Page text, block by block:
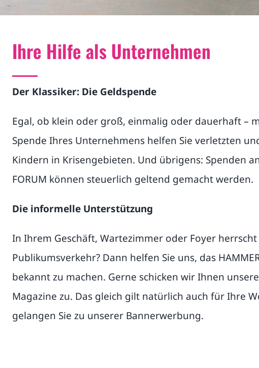
Ihre Hilfe als Unternehmen
Der Klassiker: Die Geldspende
Egal, ob klein oder groß, einmalig oder dauerhaft –
Spende Ihres Unternehmens helfen Sie verletzten
Kindern in Krisengebieten. Und übrigens: Spenden
FORUM können steuerlich geltend gemacht werden.
Die informelle Unterstützung
In Ihrem Geschäft, Wartezimmer oder Foyer herrscht
Publikumsverkehr? Dann helfen Sie uns, das
bekannt zu machen. Gerne schicken wir Ihnen
Magazine zu. Das gleich gilt natürlich auch für Ihre
gelangen Sie zu unserer Bannerwerbung.